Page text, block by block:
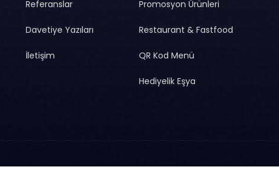
Referanslar
Davetiye Yazıları
İletişim
Promosyon Ürünleri
Restaurant & Fastfood
QR Kod Menü
Hediyelik Eşya